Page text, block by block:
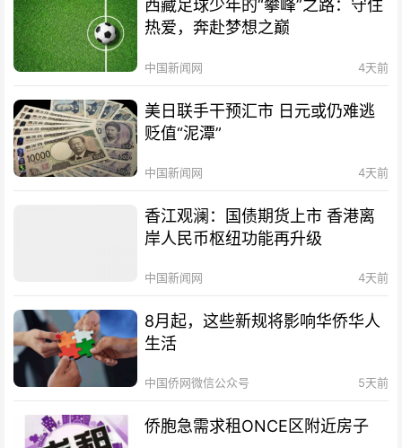
西藏足球少年的“攀峰”之路：守住
热爱，奔赴梦想之巅
中国新闻网 4天前
美日联手干预汇市 日元或仍难逃
贬值“泥潭”
中国新闻网 4天前
香江观澜：国债期货上市 香港离
岸人民币枢纽功能再升级
中国新闻网 4天前
8月起，这些新规将影响华侨华人
生活
中国侨网微信公众号 5天前
侨胞急需求租ONCE区附近房子